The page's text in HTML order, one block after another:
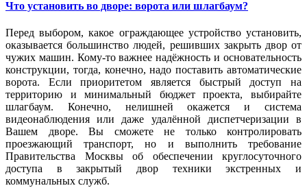
Что установить во дворе: ворота или шлагбаум?
Перед выбором, какое ограждающее устройство установить,
оказывается большинство людей, решивших закрыть двор от
чужих машин. Кому-то важнее надёжность и основательность
конструкции, тогда, конечно, надо поставить автоматические
ворота. Если приоритетом является быстрый доступ на
территорию и минимальный бюджет проекта, выбирайте
шлагбаум. Конечно, нелишней окажется и система
видеонаблюдения или даже удалённой диспетчеризации в
Вашем дворе. Вы сможете не только контролировать
проезжающий транспорт, но и выполнить требование
Правительства Москвы об обеспечении круглосуточного
доступа в закрытый двор техники экстренных и
коммунальных служб.